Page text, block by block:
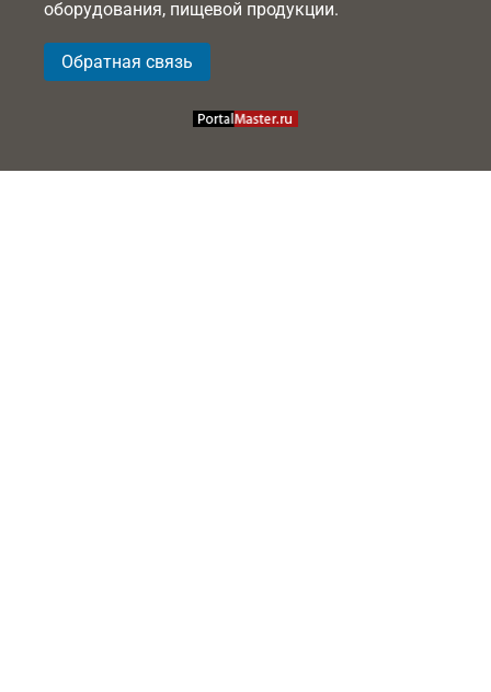
оборудования, пищевой продукции.
Обратная связь